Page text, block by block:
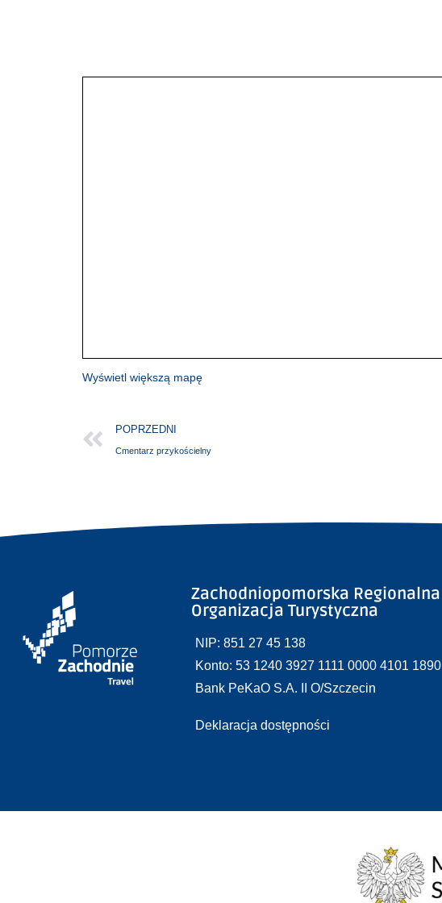
Wyświetl większą mapę
POPRZEDNI
Cmentarz przykościelny
Zachodniopomorska Regionalna
Organizacja Turystyczna
NIP: 851 27 45 138
Konto: 53 1240 3927 1111 0000 4101 1890
Bank PeKaO S.A. II O/Szczecin
Deklaracja dostępności